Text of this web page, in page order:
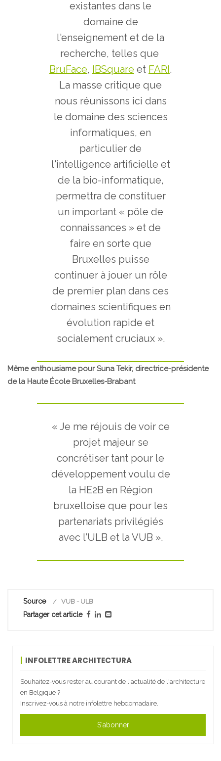
existantes dans le
domaine de
l'enseignement et de la
recherche, telles que
BruFace, IBSquare et FARI.
La masse critique que
nous réunissons ici dans
le domaine des sciences
informatiques, en
particulier de
l'intelligence artificielle et
de la bio-informatique,
permettra de constituer
un important « pôle de
connaissances » et de
faire en sorte que
Bruxelles puisse
continuer à jouer un rôle
de premier plan dans ces
domaines scientifiques en
évolution rapide et
socialement cruciaux ».
Même enthousiame pour Suna Tekir, directrice-présidente
de la Haute École Bruxelles-Brabant
« Je me réjouis de voir ce
projet majeur se
concrétiser tant pour le
développement voulu de
la HE2B en Région
bruxelloise que pour les
partenariats privilégiés
avec l’ULB et la VUB ».
Source VUB - ULB
Partager cet article
INFOLETTRE ARCHITECTURA
Souhaitez-vous rester au courant de l'actualité de l'architecture
en Belgique ?
Inscrivez-vous à notre infolettre hebdomadaire.
S'abonner